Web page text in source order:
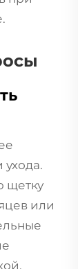
ухода.
щетку
или